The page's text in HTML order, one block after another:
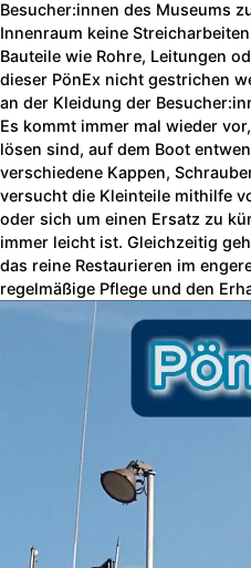
Besucher:innen des Museums
Innenraum keine
Bauteile wie Rohre, Leitungen
dieser PönEx nicht gestrichen
an der Kleidung der
Es kommt immer mal wieder
lösen sind, auf dem Boot
verschiedene Kappen,
versucht die Kleinteile mithilfe
oder sich um einen Ersatz zu
immer leicht ist. Gleichzeitig
das reine Restaurieren im
regelmäßige Pflege und den